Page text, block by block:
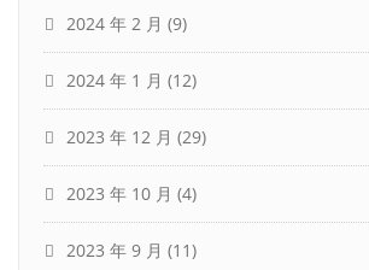
2024 年 2 月 (9)
2024 年 1 月 (12)
2023 年 12 月 (29)
2023 年 10 月 (4)
2023 年 9 月 (11)